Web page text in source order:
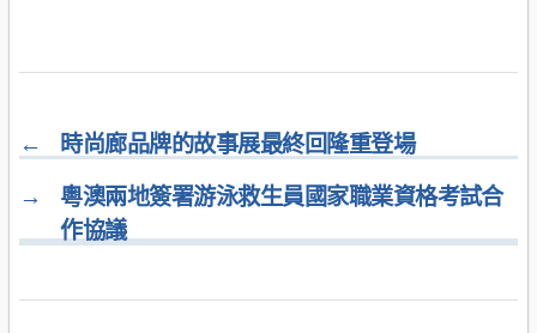
←
時尚廊品牌的故事展最終回隆重登場
→
粵澳兩地簽署游泳救生員國家職業資格考試合
作協議